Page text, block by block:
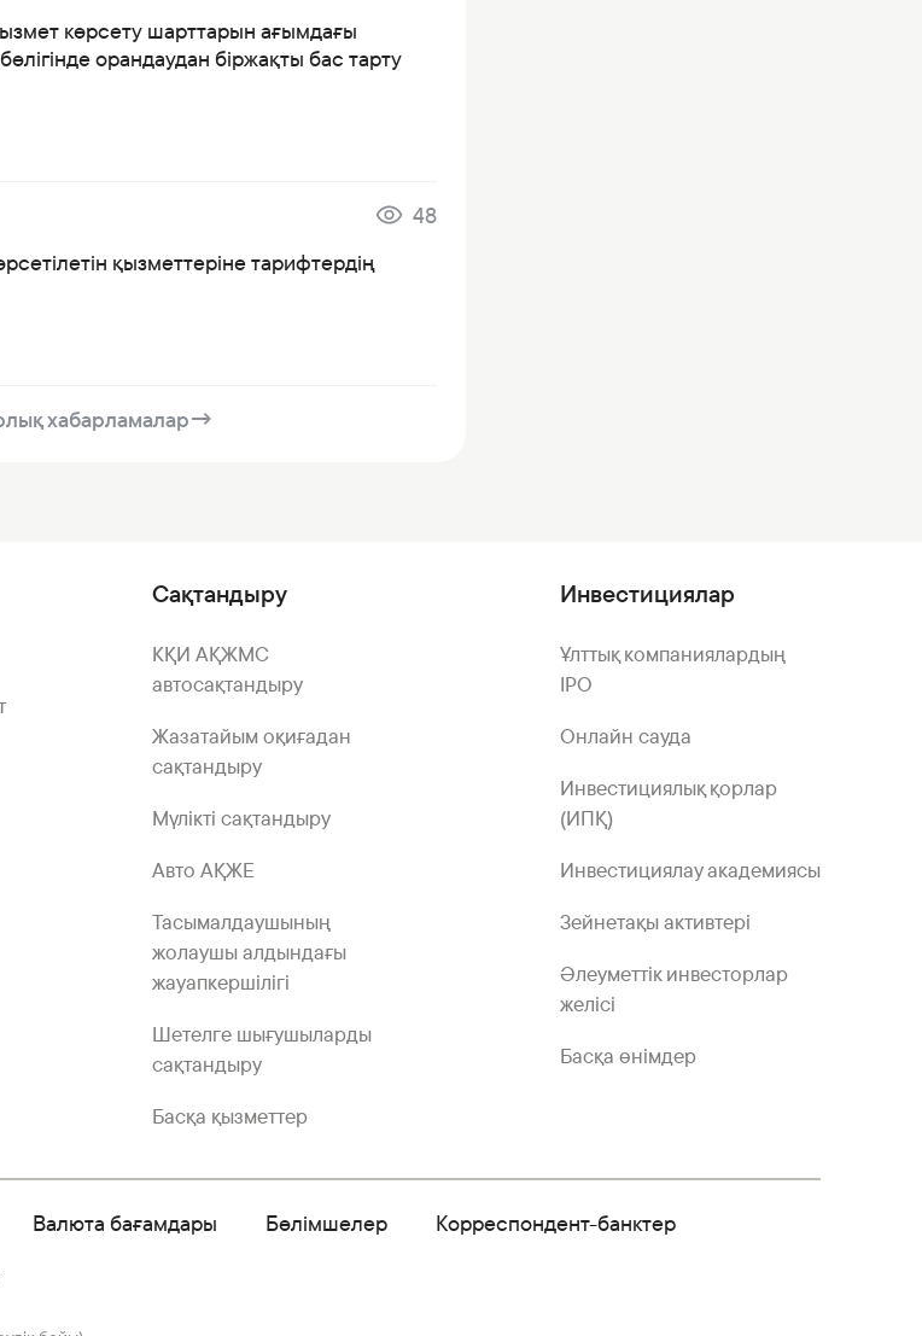
көрсету шарттарын ағымдағы
орандаудан біржақты бас тарту
48
қызметтеріне тарифтердің
хабарламалар→
Сақтандыру
КҚИ АҚЖМС
автосақтандыру
Жазатайым оқиғадан
сақтандыру
Мүлікті сақтандыру
Авто АҚЖЕ
Тасымалдаушының
жолаушы алдындағы
жауапкершілігі
Шетелге шығушыларды
сақтандыру
Басқа қызметтер
Инвестициялар
Ұлттық компаниялардың
IPO
Онлайн сауда
Инвестициялық қорлар
(ИПҚ)
Инвестициялау академиясы
Зейнетақы активтері
Әлеуметтік инвесторлар
желісі
Басқа өнімдер
Валюта бағамдары Бөлімшелер
Корреспондент-банктер